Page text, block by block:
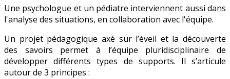
Une psychologue et un pédiatre interviennent aussi dans
l'analyse des situations, en collaboration avec l'équipe.
Un projet pédagogique axé sur l’éveil et la découverte
des savoirs permet à l’équipe pluridisciplinaire de
développer différents types de supports. Il s’articule
autour de 3 principes :